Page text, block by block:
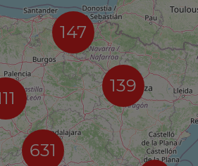
147
631
139